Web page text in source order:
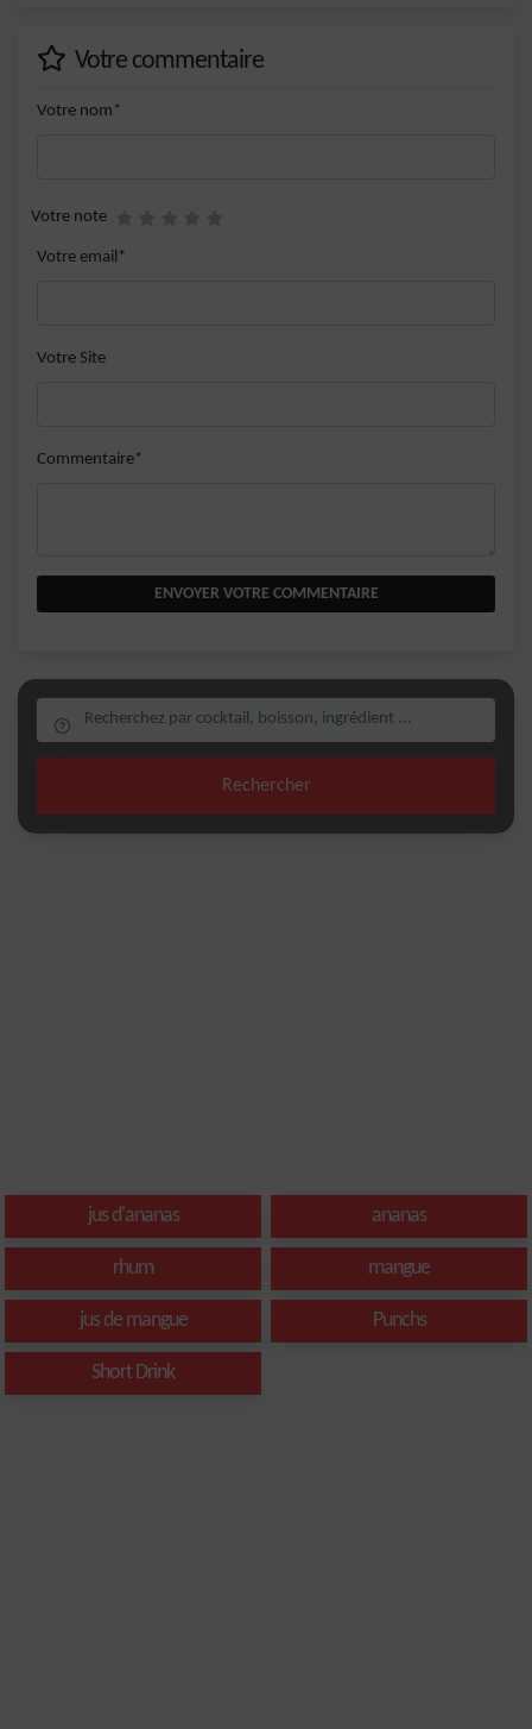
Votre commentaire
Votre nom*
Votre note
Votre email*
Votre Site
Commentaire*
ENVOYER VOTRE COMMENTAIRE
Rechercher
jus d'ananas ananas
rhum mangue
jus de mangue Punchs
Short Drink